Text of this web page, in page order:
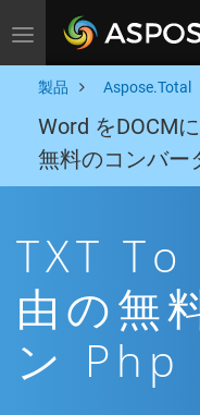
Toggle navigation
製品 Aspose.Total
Word をDOCM
無料のコンバー
TXT To
由の無
ン Php